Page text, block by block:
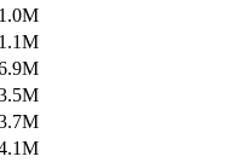
1.0M
1.1M